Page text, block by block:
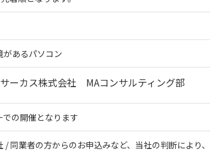
があるパソコン
ーカス株式会社 MAコンサルティング部
での開催となります
/ 同業者の方からのお申込みなど、当社の判断により